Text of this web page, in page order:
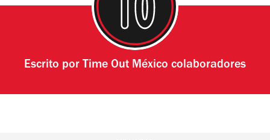
Escrito por Time Out México colaboradores